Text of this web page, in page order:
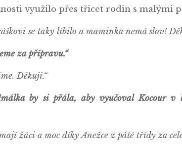
využilo přes třicet rodin s malými
se taky líbilo a maminka nemá slov!
za přípravu.“
Děkuji.“
by si přála, aby vyučoval Kocour
žáci a moc díky Anežce z páté třídy za